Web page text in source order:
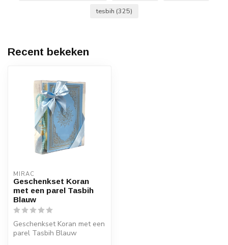
tesbih (325)
Recent bekeken
MIRAC
Geschenkset Koran
met een parel Tasbih
Blauw
Geschenkset Koran met een
parel Tasbih Blauw